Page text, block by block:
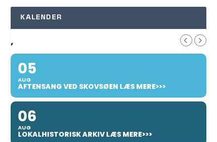
KALENDER
,
05
AUG
AFTENSANG VED SKOVSØEN LÆS MERE>>>
06
AUG
LOKALHISTORISK ARKIV LÆS MERE>>>